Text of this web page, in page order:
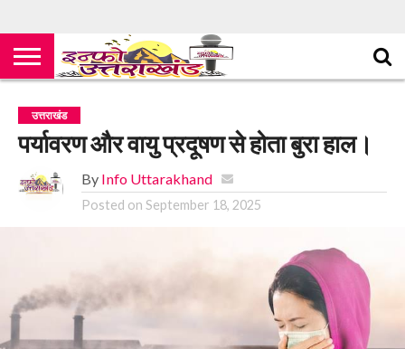
उत्तराखंड
पर्यावरण और वायु प्रदूषण से होता बुरा हाल।
By Info Uttarakhand
Posted on September 18, 2025